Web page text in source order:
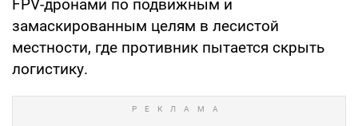
FPV-дронами по подвижным и
замаскированным целям в лесистой
местности, где противник пытается скрыть
логистику.